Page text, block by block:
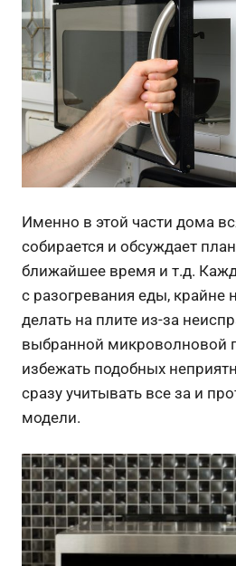
Именно в этой части дома
собирается и обсуждает
ближайшее время и т.д.
с разогревания еды, крайне
делать на плите из-за
выбранной микроволновой
избежать подобных
сразу учитывать все за и
модели.